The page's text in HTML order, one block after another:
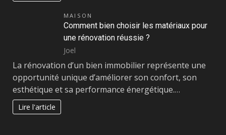
MAISON
Comment bien choisir les matériaux pour
une rénovation réussie ?
Joel
La rénovation d’un bien immobilier représente une
opportunité unique d’améliorer son confort, son
esthétique et sa performance énergétique.…
Lire l'article